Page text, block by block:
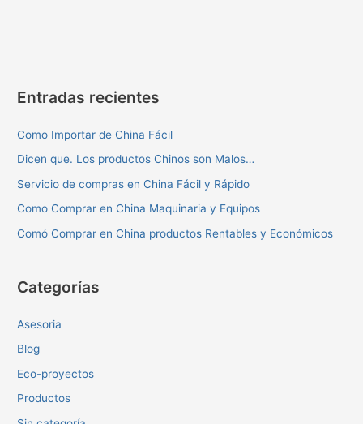
sus
Entradas recientes
Como Importar de China Fácil
Dicen que. Los productos Chinos son Malos…
Servicio de compras en China Fácil y Rápido
Como Comprar en China Maquinaria y Equipos
Comó Comprar en China productos Rentables y Económicos
Categorías
Asesoria
Blog
Eco-proyectos
Productos